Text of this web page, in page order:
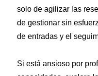
solo de agilizar las
de gestionar sin
de entradas y el
Si está ansioso por